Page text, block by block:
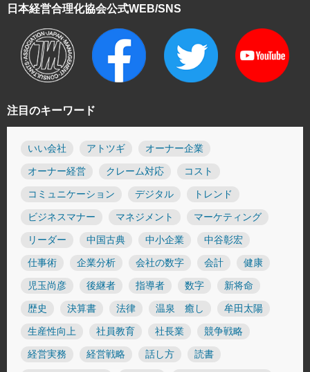
注目のキーワード
いい会社 アトツギ オーナー企業
オーナー経営 クレーム対応 コスト
コミュニケーション デジタル トレンド
ビジネスマナー マネジメント マーケティング
リーダー 中国古典 中小企業 中谷彰宏
仕事術 企業分析 会社の数字 会計 健康
児玉尚彦 後継者 指導者 数字 新将命
歴史 決算書 法律 温泉 癒し 牟田太陽
生産性向上 社員教育 社長業 競争戦略
経営実務 経営戦略 話し方 読書
日本経営合理化協会公式WEB/SNS